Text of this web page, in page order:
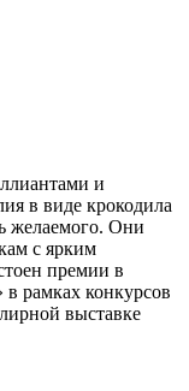
и
в виде крокодила
желаемого. Они
с ярким
премии в
рамках конкурсов
выставке